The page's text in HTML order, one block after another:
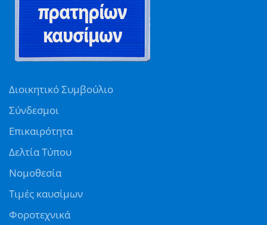
Διοικητικό Συμβούλιο
Σύνδεσμοι
Επικαιρότητα
Δελτία Τύπου
Νομοθεσία
Τιμές καυσίμων
Φοροτεχνικά